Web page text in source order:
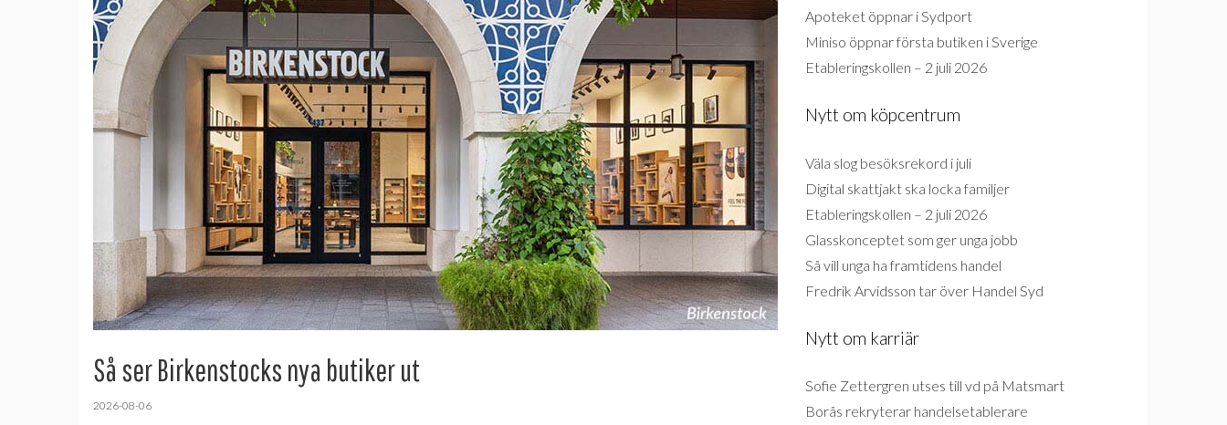
Så ser Birkenstocks nya butiker ut
2026-08-06
Apoteket öppnar i Sydport
Miniso öppnar första butiken i Sverige
Etableringskollen – 2 juli 2026
Nytt om köpcentrum
Väla slog besöksrekord i juli
Digital skattjakt ska locka familjer
Etableringskollen – 2 juli 2026
Glasskonceptet som ger unga jobb
Så vill unga ha framtidens handel
Fredrik Arvidsson tar över Handel Syd
Nytt om karriär
Sofie Zettergren utses till vd på Matsmart
Borås rekryterar handelsetablerare